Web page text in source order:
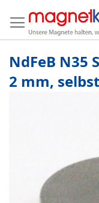
NdFeB N35
2 mm,